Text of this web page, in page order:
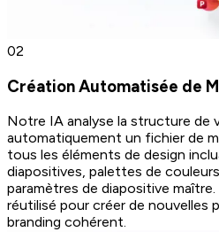
02
Création Automatisée de
Notre IA analyse la structure
automatiquement un fichier de
tous les éléments de design
diapositives, palettes de
paramètres de diapositive
réutilisé pour créer de nouvelles
branding cohérent.